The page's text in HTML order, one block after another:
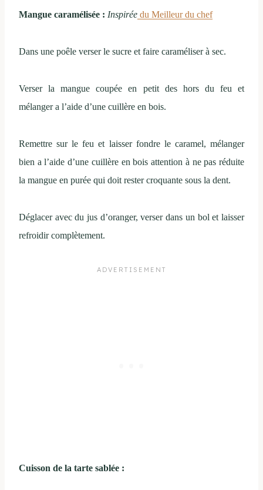
Mangue caramélisée : Inspirée du Meilleur du chef
Dans une poêle verser le sucre et faire caraméliser à sec.
Verser la mangue coupée en petit des hors du feu et
mélanger a l’aide d’une cuillère en bois.
Remettre sur le feu et laisser fondre le caramel, mélanger
bien a l’aide d’une cuillère en bois attention à ne pas réduite
la mangue en purée qui doit rester croquante sous la dent.
Déglacer avec du jus d’oranger, verser dans un bol et laisser
refroidir complètement.
Cuisson de la tarte sablée :